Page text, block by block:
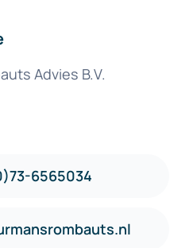
Advies B.V.
6565034